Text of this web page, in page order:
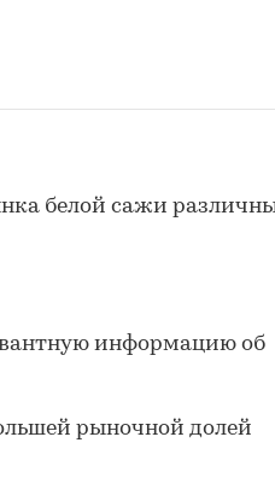
белой сажи
информацию об
рыночной долей